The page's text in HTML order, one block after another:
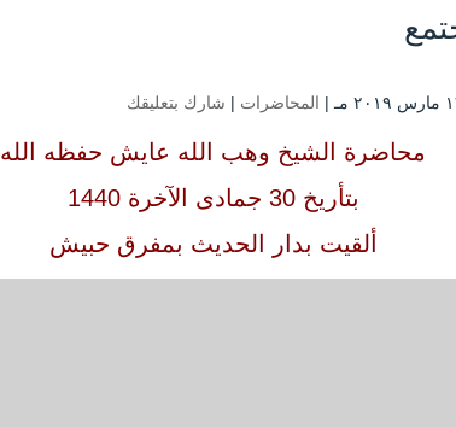
المحاضرات | شارك بتعليقك
محاضرة الشيخ وهب الله عايش حفظه الله
بتأريخ 30 جمادى الآخرة 1440
ألقيت بدار الحديث بمفرق حبيش